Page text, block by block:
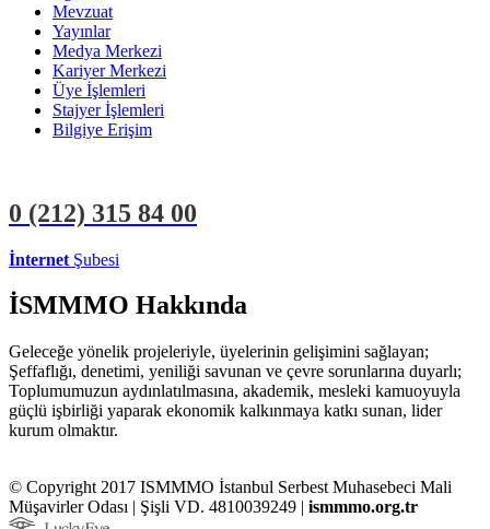
Mevzuat
Yayınlar
Medya Merkezi
Kariyer Merkezi
Üye İşlemleri
Stajyer İşlemleri
Bilgiye Erişim
0 (212) 315 84 00
İnternet Şubesi
İSMMMO Hakkında
Geleceğe yönelik projeleriyle, üyelerinin gelişimini sağlayan;
Şeffaflığı, denetimi, yeniliği savunan ve çevre sorunlarına duyarlı;
Toplumumuzun aydınlatılmasına, akademik, mesleki kamuoyuyla
güçlü işbirliği yaparak ekonomik kalkınmaya katkı sunan, lider
kurum olmaktır.
© Copyright 2017 ISMMMO İstanbul Serbest Muhasebeci Mali
Müşavirler Odası | Şişli VD. 4810039249 | ismmmo.org.tr